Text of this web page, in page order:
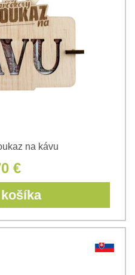
na kávu
€